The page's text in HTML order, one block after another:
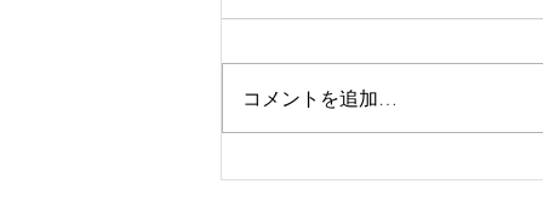
限定メニュー♪
コメントを追加…